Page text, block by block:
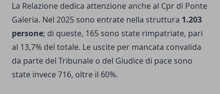
La Relazione dedica attenzione anche al Cpr di Ponte
Galeria. Nel 2025 sono entrate nella struttura 1.203
persone; di queste, 165 sono state rimpatriate, pari
al 13,7% del totale. Le uscite per mancata convalida
da parte del Tribunale o del Giudice di pace sono
state invece 716, oltre il 60%.